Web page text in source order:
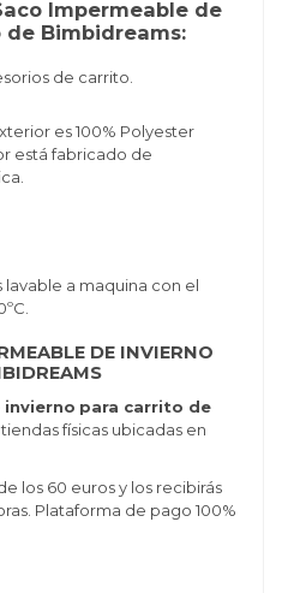
Impermeable de
Bimbidreams:
de carrito.
es100% Polyester
está fabricado de
lavable a maquina con el
DE INVIERNO
invierno para carrito de
físicas ubicadas en
los 60 euros y los recibirás
Plataforma de pago 100%